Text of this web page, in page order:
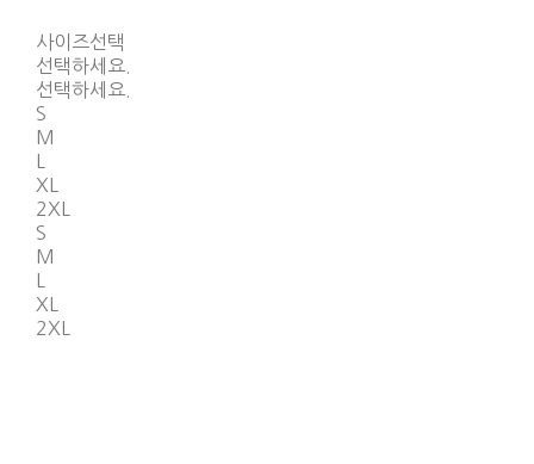
사이즈선택
선택하세요.
선택하세요.
S
M
XL
2XL
S
M
XL
2XL